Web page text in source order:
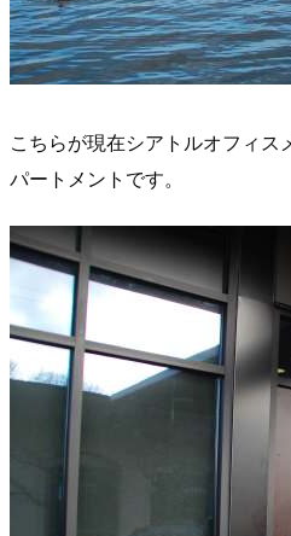
こちらが現在シアトルオフィス
パートメントです。